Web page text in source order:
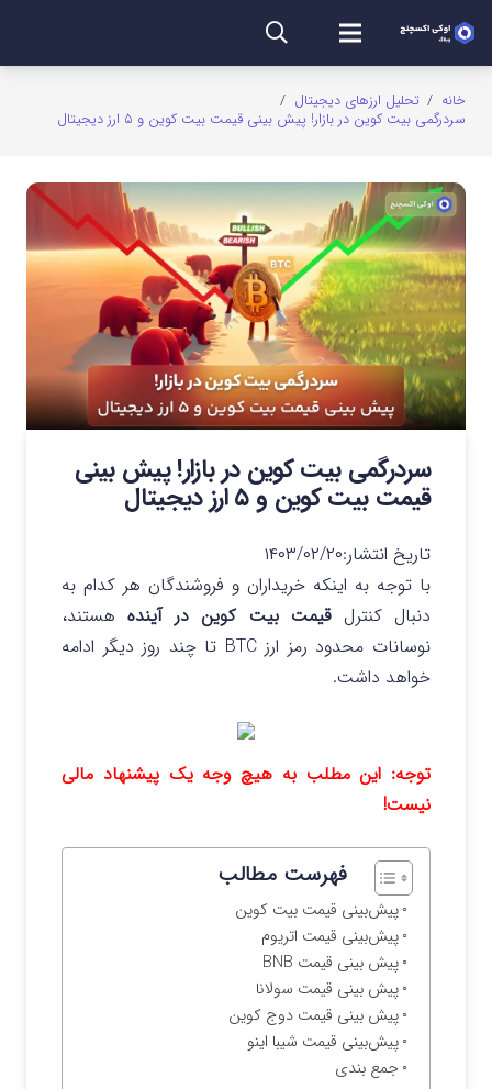
خانه / تحلیل ارزهای دیجیتال /
سردرگمی بیت کوین در بازار! پیش بینی قیمت بیت کوین و ۵ ارز دیجیتال
سردرگمی بیت کوین در بازار! پیش بینی
قیمت بیت کوین و ۵ ارز دیجیتال
تاریخ انتشار:۱۴۰۳/۰۲/۲۰
با توجه به اینکه خریداران و فروشندگان هر کدام به
دنبال کنترلقیمت بیت کوین در آیندههستند،
نوسانات محدود رمز ارز BTC تا چند روز دیگر ادامه
خواهد داشت.
توجه: این مطلب به هیچ وجه یک پیشنهاد مالی
نیست!
فهرست مطالب
پیش‌بینی قیمت بیت کوین
پیش‌بینی قیمت اتریوم
پیش بینی قیمت BNB
پیش بینی قیمت سولانا
پیش بینی قیمت دوج کوین
پیش‌بینی قیمت شیبا اینو
جمع بندی